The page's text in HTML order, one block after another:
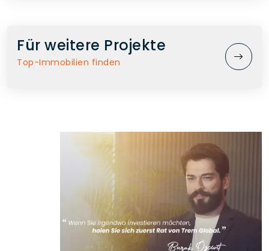
Für weitere Projekte
Top-Immobilien finden